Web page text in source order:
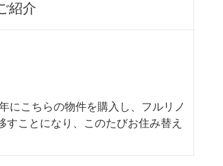
紹介
にこちらの物件を購入し、フルリノ
ことになり、このたびお住み替え